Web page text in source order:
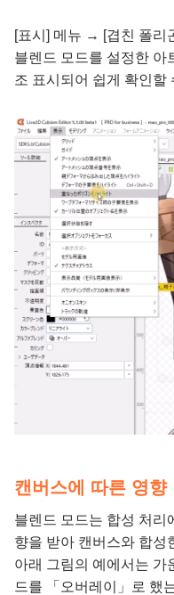
[표시] 메뉴 → [겹친 폴리
블렌드 모드를 설정한 아
조 표시되어 쉽게 확인할
캔버스에 따른 영향
블렌드 모드는 합성 처리
향을 받아 캔버스와 합성
아래 그림의 예에서는 가
드를 「오버레이」로 했